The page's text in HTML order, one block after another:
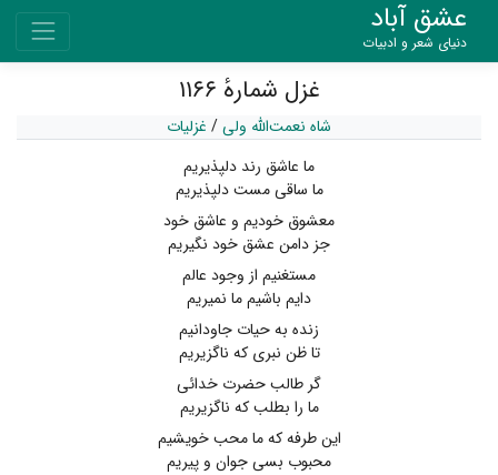
عشق آباد
دنیای شعر و ادبیات
غزل شمارهٔ ۱۱۶۶
شاه نعمت‌الله ولی/ غزلیات
ما عاشق رند دلپذیریم
ما ساقی مست دلپذیریم
معشوق خودیم و عاشق خود
جز دامن عشق خود نگیریم
مستغنیم از وجود عالم
دایم باشیم ما نمیریم
زنده به حیات جاودانیم
تا ظن نبری که ناگزیریم
گر طالب حضرت خدائی
ما را بطلب که ناگزیریم
این طرفه که ما محب خویشیم
محبوب بسی جوان و پیریم